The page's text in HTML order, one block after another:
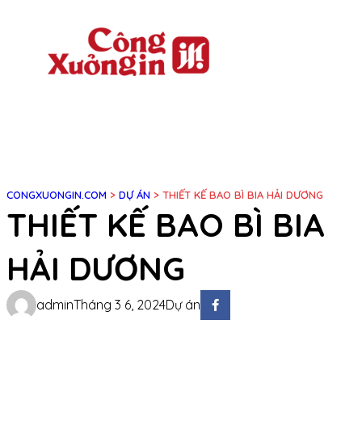
CONGXUONGIN.COM > DỰ ÁN > THIẾT KẾ BAO BÌ BIA HẢI DƯƠNG
THIẾT KẾ BAO BÌ BIA
HẢI DƯƠNG
adminTháng 3 6, 2024Dự án